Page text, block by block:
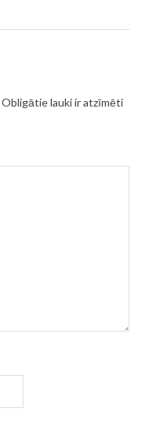
Obligātie lauki ir atzīmēti